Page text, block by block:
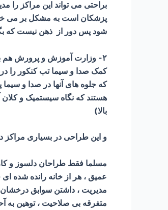
براحتی می تواند این مراکز را
پزشکان است به مشکل بر می
شود پس دور از ذهن نیست که
۲- وزارت آموزش و پرورش هم
کمک صدا و سیما تب کنکور را
که جلوه های آنها در صدا و
هستند که نگاه سیستمیک و
بالا)
و این طراحی در بسیاری مراکز
مسلما فقط طراحان دلسوز و
عمیق ، هر از خانه رانده شده
مدیریت ، داشتن سوابق
متفرقه بی صلاحیت ، توهین به